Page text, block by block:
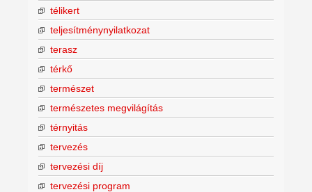
télikert
teljesítménynyilatkozat
terasz
térkő
természet
természetes megvilágítás
térnyitás
tervezés
tervezési díj
tervezési program